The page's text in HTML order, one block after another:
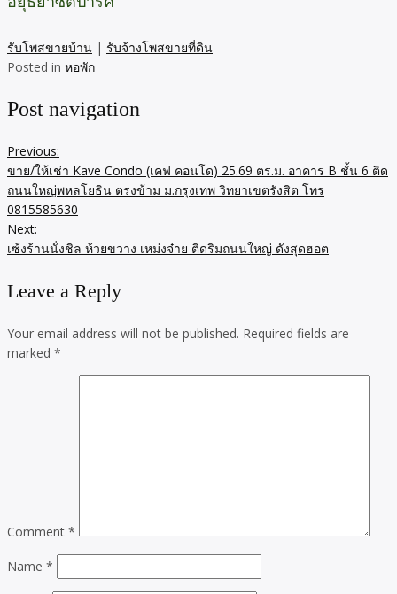
รับโพสขายบ้าน | รับจ้างโพสขายที่ดิน
Posted in หอพัก
Post navigation
Previous:
ขาย/ให้เช่า Kave Condo (เคฟ คอนโด) 25.69 ตร.ม. อาคาร B ชั้น 6 ติด
ถนนใหญ่พหลโยธิน ตรงข้าม ม.กรุงเทพ วิทยาเขตรังสิต โทร
0815585630
Next:
เซ้งร้านนั่งชิล ห้วยขวาง เหม่งจ๋าย ติดริมถนนใหญ่ ดังสุดฮอต
Leave a Reply
Your email address will not be published. Required fields are
marked *
Comment *
Name *